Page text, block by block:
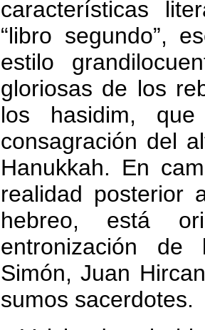
características
“libro segundo”,
estilo
gloriosas de los
los hasidim,
consagración del
Hanukkah. En
realidad posterior
hebreo, está
entronización de
Simón, Juan
sumos sacerdotes.